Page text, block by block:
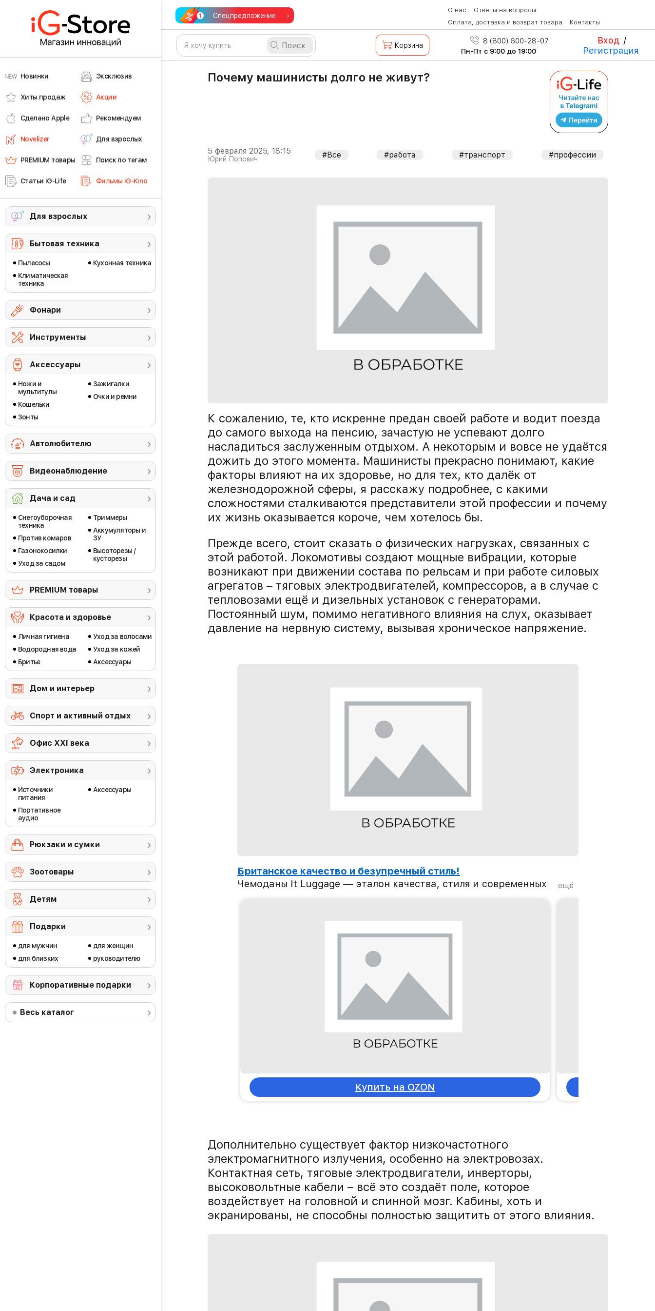
Новинки Эксклюзив
Хиты продаж Акции
Сделано Apple Рекомендуем
Novelizer Для взрослых
PREMIUM товары Поиск по тегам
Статьи iG-Life Фильмы iG-Kino
Для взрослых
Бытовая техника
Пылесосы
Климатическая
техника
Кухонная техника
Фонари
Инструменты
Аксессуары
Ножи и
мультитулы
Кошельки
Зонты
Зажигалки
Очки и ремни
Автолюбителю
Видеонаблюдение
Дача и сад
Снегоуборочная
техника
Против комаров
Газонокосилки
Уход за садом
Триммеры
Аккумуляторы и
ЗУ
Высоторезы /
кусторезы
PREMIUM товары
Красота и здоровье
Личная гигиена
Водородная вода
Бритье
Уход за волосами
Уход за кожей
Аксессуары
Дом и интерьер
Спорт и активный отдых
Офис ХХI века
Электроника
Источники
питания
Портативное
аудио
Аксессуары
Рюкзаки и сумки
Зоотовары
Детям
Подарки
для мужчин
для близких
для женщин
руководителю
Корпоративные подарки
Весь каталог
Спецпредложение
О нас
Ответы на вопросы
Оплата, доставка и возврат товара
Контакты
Поиск Корзина 8 (800) 600-28-07
Пн-Пт с 9:00 до 19:00
Вход /
Регистрация
Почему машинисты долго не живут?
5 февраля 2025, 18:15
Юрий Попович #Все #работа #транспорт #профессии
К сожалению, те, кто искренне предан своей работе и водит поезда
до самого выхода на пенсию, зачастую не успевают долго
насладиться заслуженным отдыхом. А некоторым и вовсе не удаётся
дожить до этого момента. Машинисты прекрасно понимают, какие
факторы влияют на их здоровье, но для тех, кто далёк от
железнодорожной сферы, я расскажу подробнее, с какими
сложностями сталкиваются представители этой профессии и почему
их жизнь оказывается короче, чем хотелось бы.
Прежде всего, стоит сказать о физических нагрузках, связанных с
этой работой. Локомотивы создают мощные вибрации, которые
возникают при движении состава по рельсам и при работе силовых
агрегатов – тяговых электродвигателей, компрессоров, а в случае с
тепловозами ещё и дизельных установок с генераторами.
Постоянный шум, помимо негативного влияния на слух, оказывает
давление на нервную систему, вызывая хроническое напряжение.
Британское качество и безупречный стиль!
Чемоданы It Luggage — эталон качества, стиля и современных
можно увеличить на 25% за считанные секунды! Колеса
чемодана снабжены мягкими каучуковыми шинами и свободно
поворачиваются на 360 градусов для максимальной
ещё
Купить на OZON
Дополнительно существует фактор низкочастотного
электромагнитного излучения, особенно на электровозах.
Контактная сеть, тяговые электродвигатели, инверторы,
высоковольтные кабели – всё это создаёт поле, которое
воздействует на головной и спинной мозг. Кабины, хоть и
экранированы, не способны полностью защитить от этого влияния.